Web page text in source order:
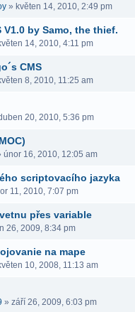
» květen 14, 2010, 2:49 pm
V1.0 by Samo, the thief.
14, 2010, 4:11 pm
CMS
8, 2010, 11:25 am
20, 2010, 5:36 pm
únor 16, 2010, 12:05 am
scriptovacího jazyka
11, 2010, 7:07 pm
přes variable
26, 2009, 8:34 pm
na mape
10, 2008, 11:13 am
» září 26, 2009, 6:03 pm